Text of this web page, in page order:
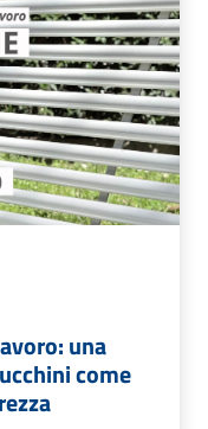
una
come